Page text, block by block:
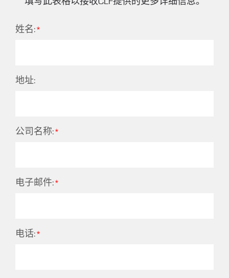
姓名:
地址:
公司名称:
电子邮件:
电话: